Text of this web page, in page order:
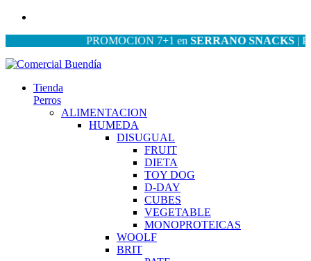
PROMOCION 7+1 enSERRANO SNACKS|
Tienda
Perros
ALIMENTACION
HUMEDA
DISUGUAL
FRUIT
DIETA
TOY DOG
D-DAY
CUBES
VEGETABLE
MONOPROTEICAS
WOOLF
BRIT